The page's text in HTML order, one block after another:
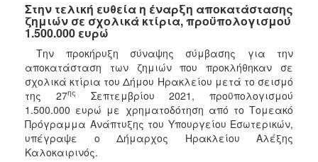
ΕΠΙΣΚΕΠΤΗΣ
ΗΡΑΚΛΕΙΟ
Στην τελική ευθεία η έναρξη αποκατάστασης
ζημιών σε σχολικά κτίρια, προϋπολογισμού
1.500.000 ευρώ
Την προκήρυξη σύναψης σύμβασης για την
αποκατάσταση των ζημιών που προκλήθηκαν σε
σχολικά κτίρια του Δήμου Ηρακλείου μετά το σεισμό
της 27ης
Σεπτεμβρίου 2021, προϋπολογισμού
1.500.000 ευρώ με χρηματοδότηση από το Τομεακό
Πρόγραμμα Ανάπτυξης του Υπουργείου Εσωτερικών,
υπέγραψε ο Δήμαρχος Ηρακλείου Αλέξης
Καλοκαιρινός.